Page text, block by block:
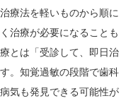
療法を軽いものから順に
治療が必要になることも
とは「受診して、即日治
。知覚過敏の段階で歯科
気も発見できる可能性が